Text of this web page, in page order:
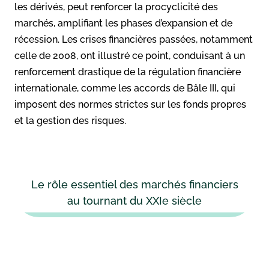
les dérivés, peut renforcer la procyclicité des
marchés, amplifiant les phases d’expansion et de
récession. Les crises financières passées, notamment
celle de 2008, ont illustré ce point, conduisant à un
renforcement drastique de la régulation financière
internationale, comme les accords de Bâle III, qui
imposent des normes strictes sur les fonds propres
et la gestion des risques.
Le rôle essentiel des marchés financiers
au tournant du XXIe siècle